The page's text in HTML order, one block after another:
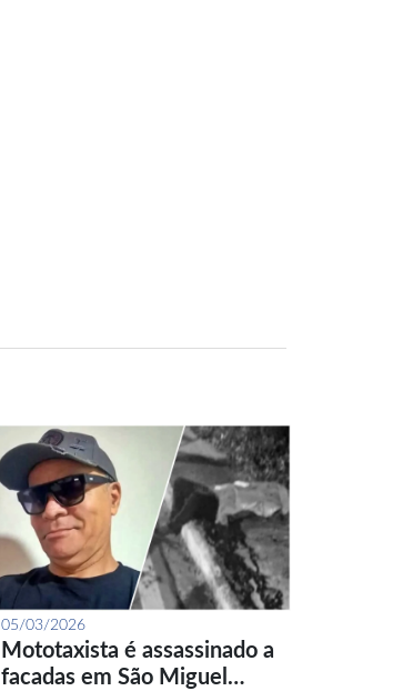
05/03/2026
Mototaxista é assassinado a
facadas em São Miguel…